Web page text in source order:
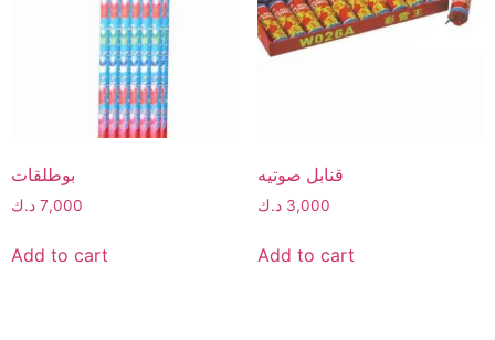
بوطلقات
7,000 د.ك
Add to cart
قنابل صوتيه
3,000 د.ك
Add to cart